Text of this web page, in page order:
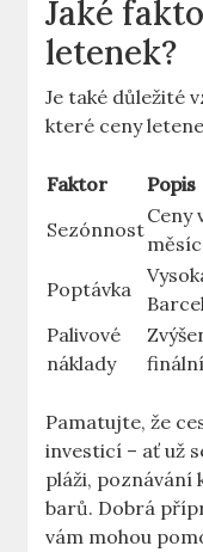
Jaké
letenek?
Je také důležité
které ceny
Faktor
Popis
Sezónnost
Ceny
Poptávka
Palivové
náklady
Pamatujte, že
investicí – ať už
pláži, poznávání
barů. Dobrá
vám mohou